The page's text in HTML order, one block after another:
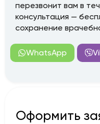
перезвонит вам в
консультация —
сохранение
WhatsApp
Оформить